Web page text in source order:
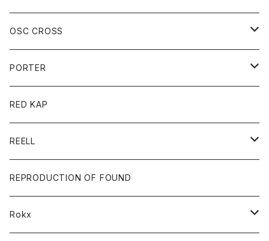
ロングスリーブＴシャツ
アウター
コート
ジャケット
アクセサリー
バッグ
キッズ
Tシャツ
帽子
グッズ
靴
バック
トップス
カットソー
ボトムス
OSC CROSS
ダウンジャケット
PORTER
カードホルダー
キーホルダー
財布
バック
RED KAP
REELL
パンツ
ショートパンツ
REPRODUCTION OF FOUND
Rokx